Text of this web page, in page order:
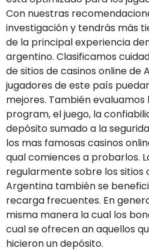
Con nuestras
investigación y tendrás más
de la principal experiencia
argentino. Clasificamos
de sitios de casinos online de
jugadores de este país
mejores. También
program, el juego, la
depósito sumado a la
los mas famosas casinos
qual comiences a probarlos.
regularmente sobre los
Argentina también se
recarga frecuentes. En
misma manera la cual los
cual se ofrecen an aquellos
hicieron un depósito.